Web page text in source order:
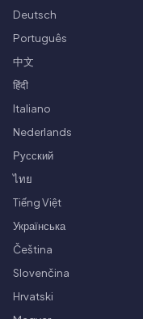
Deutsch
Português
中文
हिंदी
Italiano
Nederlands
Русский
ไทย
Tiếng Việt
Українська
Čeština
Slovenčina
Hrvatski